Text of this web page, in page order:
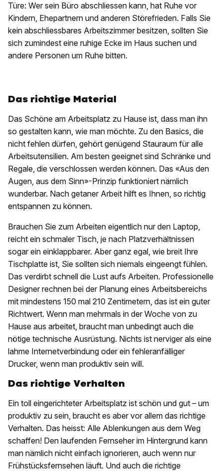
Türe: Wer sein Büro abschliessen kann, hat Ruhe vor
Kindern, Ehepartnern und anderen Störefrieden. Falls Sie
kein abschliessbares Arbeitszimmer besitzen, sollten Sie
sich zumindest eine ruhige Ecke im Haus suchen und
andere Personen um Ruhe bitten.
Das richtige Material
Das Schöne am Arbeitsplatz zu Hause ist, dass man ihn
so gestalten kann, wie man möchte. Zu den Basics, die
nicht fehlen dürfen, gehört genügend Stauraum für alle
Arbeitsutensilien. Am besten geeignet sind Schränke und
Regale, die verschlossen werden können. Das «Aus den
Augen, aus dem Sinn»-Prinzip funktioniert nämlich
wunderbar. Nach getaner Arbeit hilft es Ihnen, so richtig
entspannen zu können.
Brauchen Sie zum Arbeiten eigentlich nur den Laptop,
reicht ein schmaler Tisch, je nach Platzverhältnissen
sogar ein einklappbarer. Aber ganz egal, wie breit Ihre
Tischplatte ist, Sie sollten sich niemals eingeengt fühlen.
Das verdirbt schnell die Lust aufs Arbeiten. Professionelle
Designer rechnen bei der Planung eines Arbeitsbereichs
mit mindestens 150 mal 210 Zentimetern, das ist ein guter
Richtwert. Wenn man mehrmals in der Woche von zu
Hause aus arbeitet, braucht man unbedingt auch die
nötige technische Ausrüstung. Nichts ist nerviger als eine
lahme Internetverbindung oder ein fehleranfälliger
Drucker, wenn man produktiv sein will.
Das richtige Verhalten
Ein toll eingerichteter Arbeitsplatz ist schön und gut – um
produktiv zu sein, braucht es aber vor allem das richtige
Verhalten. Das heisst: Alle Ablenkungen aus dem Weg
schaffen! Den laufenden Fernseher im Hintergrund kann
man nämlich nicht einfach ignorieren, auch wenn nur
Frühstücksfernsehen läuft. Und auch die richtige